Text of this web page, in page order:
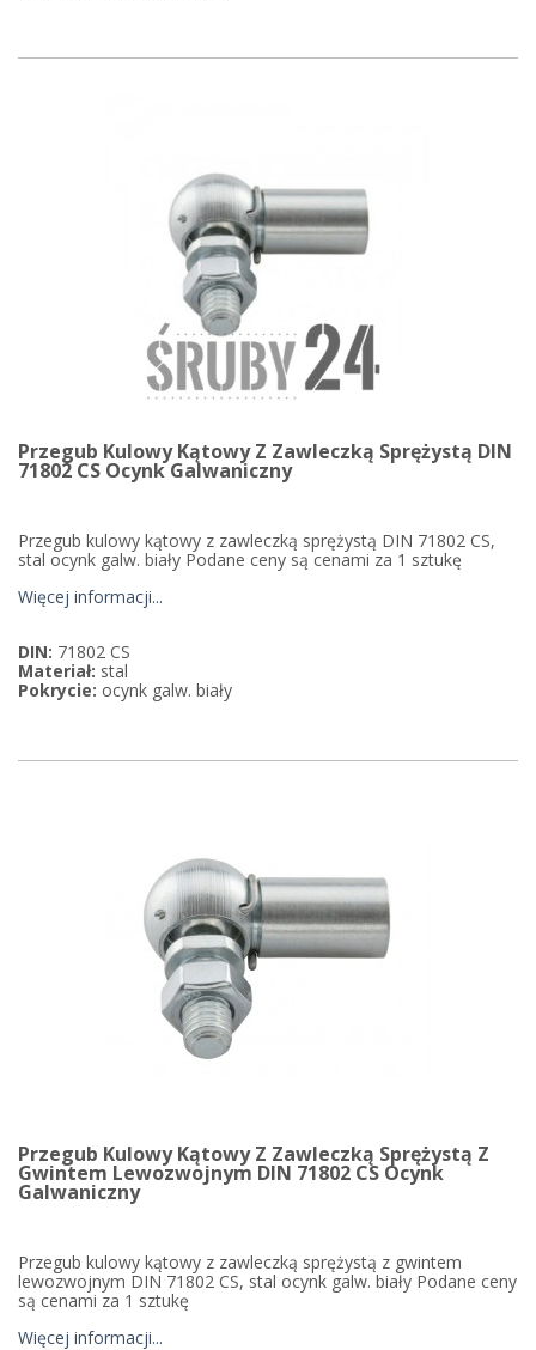
Przegub Kulowy Kątowy Z Zawleczką Sprężystą DIN
71802 CS Ocynk Galwaniczny
Przegub kulowy kątowy z zawleczką sprężystą DIN 71802 CS,
stal ocynk galw. biały Podane ceny są cenami za 1 sztukę
Więcej informacji...
DIN: 71802 CS
Materiał: stal
Pokrycie: ocynk galw. biały
Przegub Kulowy Kątowy Z Zawleczką Sprężystą Z
Gwintem Lewozwojnym DIN 71802 CS Ocynk
Galwaniczny
Przegub kulowy kątowy z zawleczką sprężystą z gwintem
lewozwojnym DIN 71802 CS, stal ocynk galw. biały Podane ceny
są cenami za 1 sztukę
Więcej informacji...